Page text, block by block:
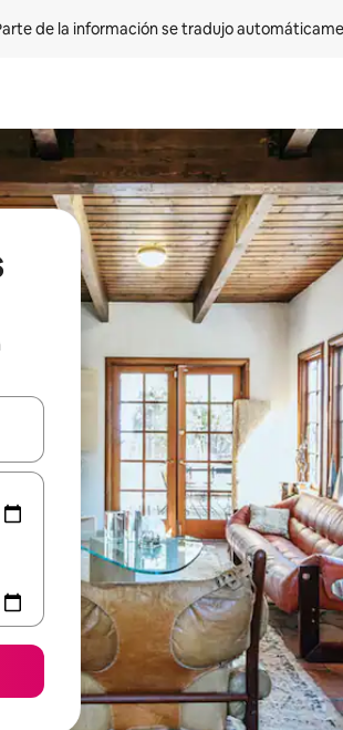
de la información se tradujo
con las teclas de flecha hacia arriba y hacia